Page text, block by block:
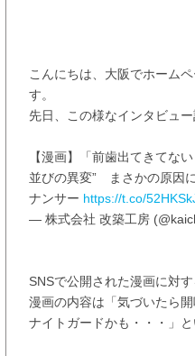
こんにちは、大阪でホーム
す。
先日、この様なインタビュー
【漫画】「前歯出てきてな
並びの異変” まさかの原因
ナンサー https://t.co/
— 株式会社 改築工房
SNSで公開された漫画に対
漫画の内容は「気づいたら
ナイトガードかも・・・」と